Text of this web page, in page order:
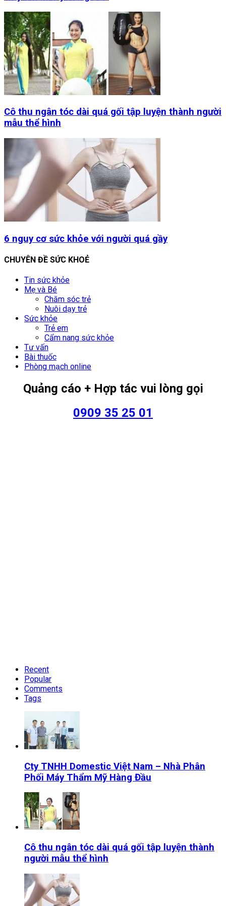
Cô thu ngân tóc dài quá gối tập luyện thành người
mẫu thể hình
6 nguy cơ sức khỏe với người quá gầy
CHUYÊN ĐỀ SỨC KHOẺ
Tin sức khỏe
Mẹ và Bé
Chăm sóc trẻ
Nuôi dạy trẻ
Sức khỏe
Trẻ em
Cẩm nang sức khỏe
Tư vấn
Bài thuốc
Phòng mạch online
Quảng cáo + Hợp tác vui lòng gọi
0909 35 25 01
Recent
Popular
Comments
Tags
Cty TNHH Domestic Việt Nam – Nhà Phân
Phối Máy Thẩm Mỹ Hàng Đầu
Cô thu ngân tóc dài quá gối tập luyện thành
người mẫu thể hình